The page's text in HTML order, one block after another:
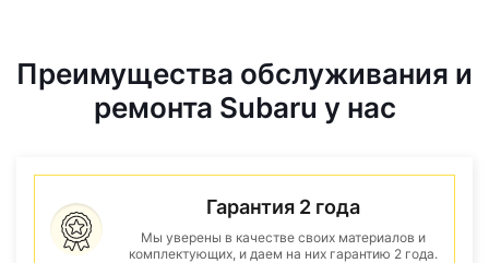
Преимущества обслуживания и
ремонта Subaru у нас
Гарантия 2 года
Мы уверены в качестве своих материалов и
комплектующих, и даем на них гарантию 2 года.